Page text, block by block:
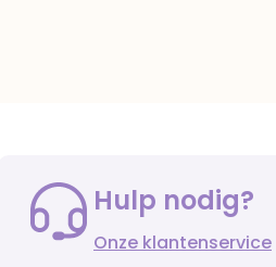
Hulp nodig?
Onze klantenservice